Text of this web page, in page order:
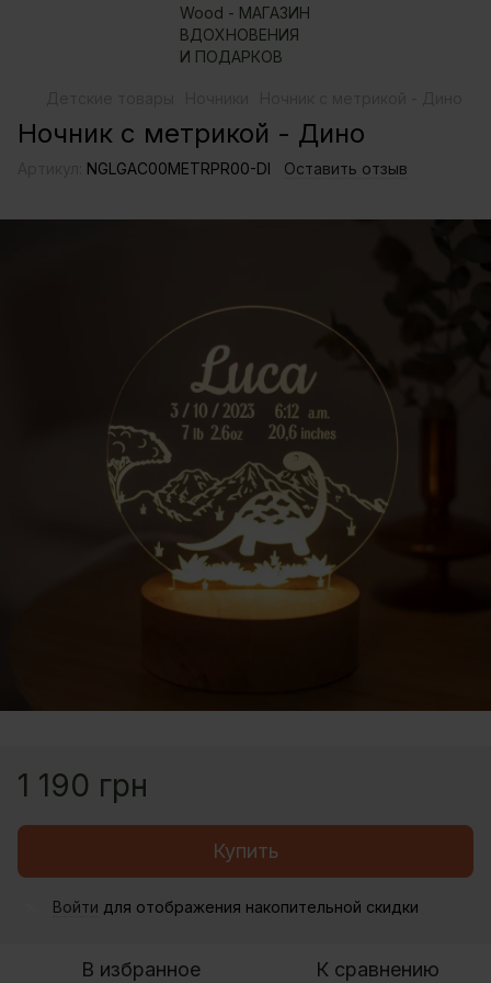
Ночник с метрикой - Дино
NGLGAC00METRPR00-DI Оставить отзыв
1 190 грн
Купить
Войти для отображения накопительной скидки
В избранное К сравнению